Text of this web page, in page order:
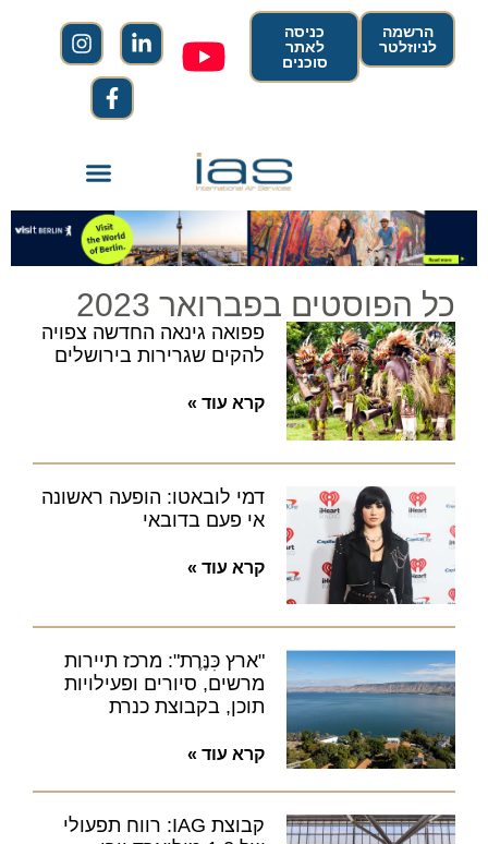
הרשמה
לניוזלטר
כניסה
לאתר
סוכנים
כל הפוסטים בפברואר 2023
פפואה גינאה החדשה צפויה
להקים שגרירות בירושלים
קרא עוד »
דמי לובאטו: הופעה ראשונה
אי פעם בדובאי
קרא עוד »
"ארץ כִּנֶּרֶת": מרכז תיירות
מרשים, סיורים ופעילויות
תוכן, בקבוצת כנרת
קרא עוד »
קבוצת IAG: רווח תפעולי